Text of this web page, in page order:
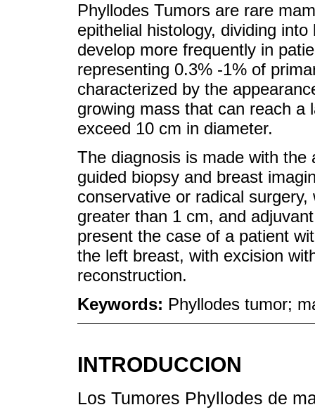
Phyllodes Tumors are rare
epithelial histology, dividing
develop more frequently in
representing 0.3% -1% of
characterized by the
growing mass that can reach a
exceed 10 cm in diameter.
The diagnosis is made with
guided biopsy and breast
conservative or radical
greater than 1 cm, and
present the case of a patient
the left breast, with excision
reconstruction.
Keywords: Phyllodes tumor;
INTRODUCCION
Los Tumores Phyllodes de